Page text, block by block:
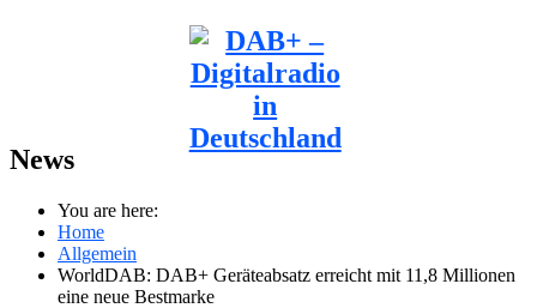
News
You are here:
Home
Allgemein
WorldDAB: DAB+ Geräteabsatz erreicht mit 11,8 Millionen
eine neue Bestmarke